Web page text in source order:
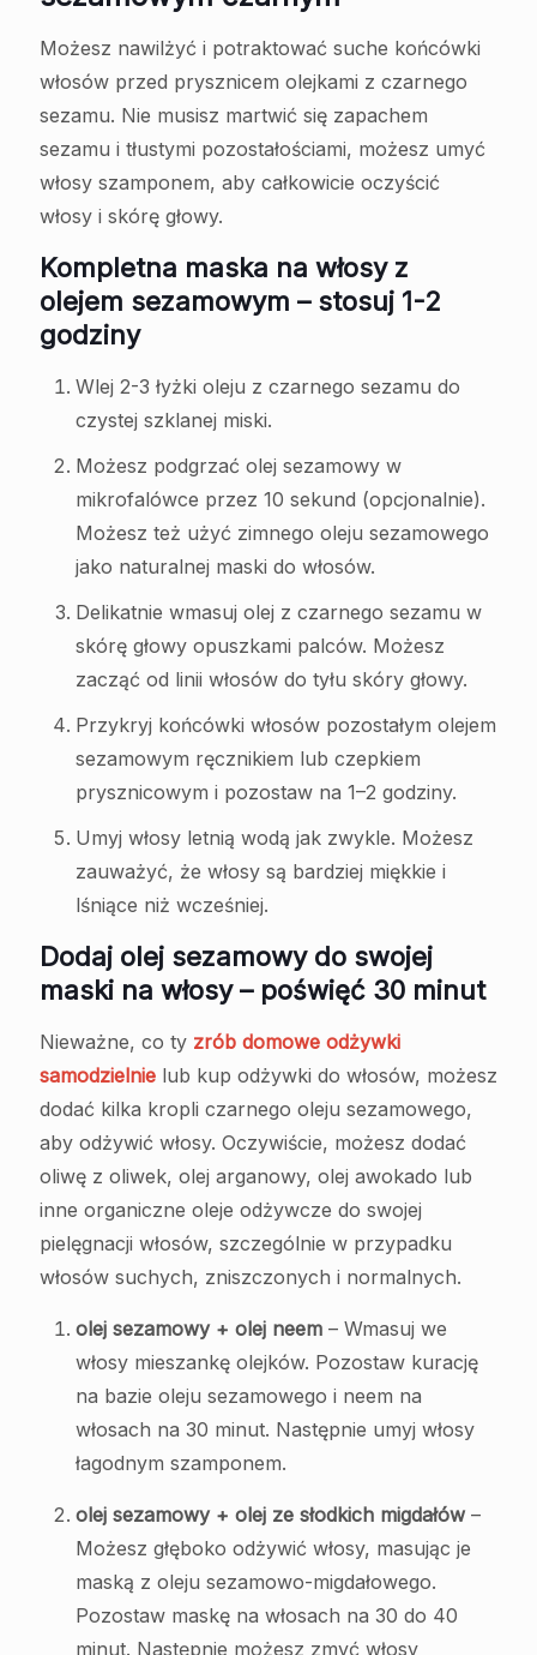
Możesz nawilżyć i potraktować suche końcówki
włosów przed prysznicem olejkami z czarnego
sezamu. Nie musisz martwić się zapachem
sezamu i tłustymi pozostałościami, możesz umyć
włosy szamponem, aby całkowicie oczyścić
włosy i skórę głowy.
Kompletna maska na włosy z
olejem sezamowym – stosuj 1-2
godziny
Wlej 2-3 łyżki oleju z czarnego sezamu do
czystej szklanej miski.
Możesz podgrzać olej sezamowy w
mikrofalówce przez 10 sekund (opcjonalnie).
Możesz też użyć zimnego oleju sezamowego
jako naturalnej maski do włosów.
Delikatnie wmasuj olej z czarnego sezamu w
skórę głowy opuszkami palców. Możesz
zacząć od linii włosów do tyłu skóry głowy.
Przykryj końcówki włosów pozostałym olejem
sezamowym ręcznikiem lub czepkiem
prysznicowym i pozostaw na 1–2 godziny.
Umyj włosy letnią wodą jak zwykle. Możesz
zauważyć, że włosy są bardziej miękkie i
lśniące niż wcześniej.
Dodaj olej sezamowy do swojej
maski na włosy – poświęć 30 minut
Nieważne, co ty zrób domowe odżywki
samodzielnie lub kup odżywki do włosów, możesz
dodać kilka kropli czarnego oleju sezamowego,
aby odżywić włosy. Oczywiście, możesz dodać
oliwę z oliwek, olej arganowy, olej awokado lub
inne organiczne oleje odżywcze do swojej
pielęgnacji włosów, szczególnie w przypadku
włosów suchych, zniszczonych i normalnych.
olej sezamowy + olej neem – Wmasuj we
włosy mieszankę olejków. Pozostaw kurację
na bazie oleju sezamowego i neem na
włosach na 30 minut. Następnie umyj włosy
łagodnym szamponem.
olej sezamowy + olej ze słodkich migdałów–
Możesz głęboko odżywić włosy, masując je
maską z oleju sezamowo-migdałowego.
Pozostaw maskę na włosach na 30 do 40
minut. Następnie możesz zmyć włosy